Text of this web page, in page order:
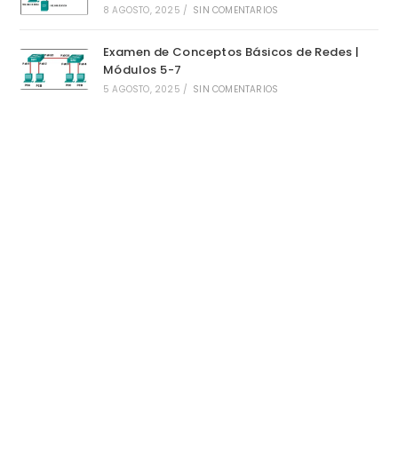
8 AGOSTO, 2025 / SIN COMENTARIOS
Examen de Conceptos Básicos de Redes |
Módulos 5-7
5 AGOSTO, 2025 / SIN COMENTARIOS